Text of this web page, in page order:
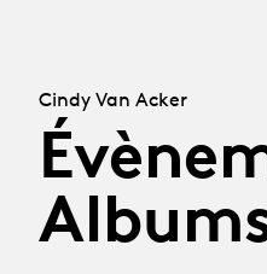
Cindy Van Acker